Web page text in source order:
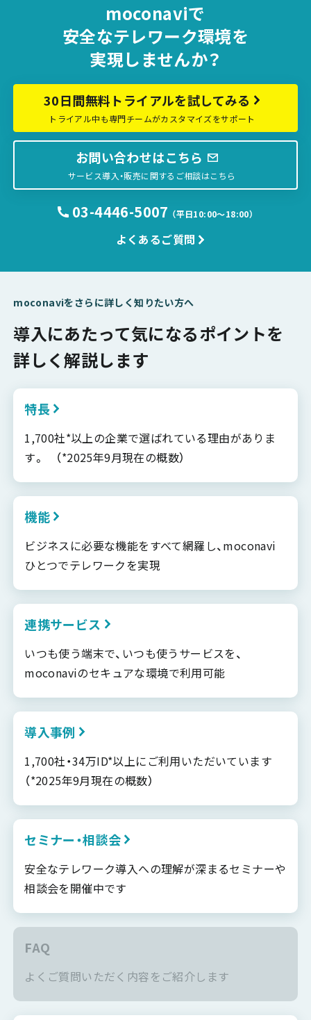
moconaviで
安全なテレワーク環境を
実現しませんか？
30日間無料トライアルを試してみる
トライアル中も専門チームがカスタマイズをサポート
お問い合わせはこちら
サービス導入・販売に関するご相談はこちら
03-4446-5007 （平日10:00〜18:00）
よくあるご質問
moconaviをさらに詳しく知りたい方へ
導入にあたって気になるポイントを
詳しく解説します
特長
1,700社*以上の企業で選ばれている理由がありま
す。 （*2025年9月現在の概数）
機能
ビジネスに必要な機能をすべて網羅し、moconavi
ひとつでテレワークを実現
連携サービス
いつも使う端末で、いつも使うサービスを、
moconaviのセキュアな環境で利用可能
導入事例
1,700社・34万ID*以上にご利用いただいています
（*2025年9月現在の概数）
セミナー・相談会
安全なテレワーク導入への理解が深まるセミナーや
相談会を開催中です
FAQ
よくご質問いただく内容をご紹介します